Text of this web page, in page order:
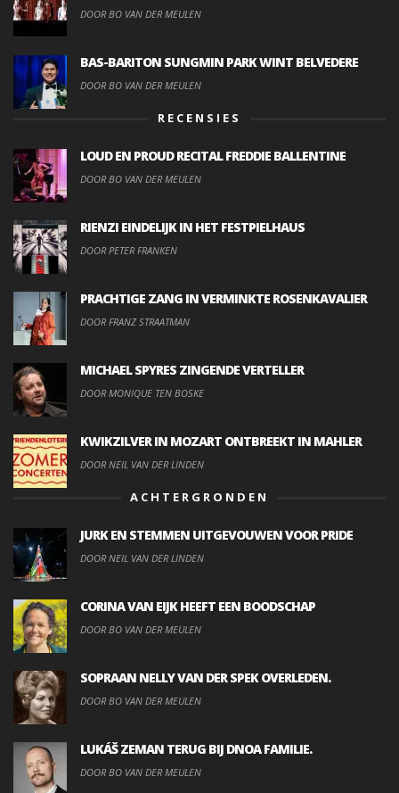
DOOR BO VAN DER MEULEN
BAS-BARITON SUNGMIN PARK WINT BELVEDERE
DOOR BO VAN DER MEULEN
RECENSIES
LOUD EN PROUD RECITAL FREDDIE BALLENTINE
DOOR BO VAN DER MEULEN
RIENZI EINDELIJK IN HET FESTPIELHAUS
DOOR PETER FRANKEN
PRACHTIGE ZANG IN VERMINKTE ROSENKAVALIER
DOOR FRANZ STRAATMAN
MICHAEL SPYRES ZINGENDE VERTELLER
DOOR MONIQUE TEN BOSKE
KWIKZILVER IN MOZART ONTBREEKT IN MAHLER
DOOR NEIL VAN DER LINDEN
ACHTERGRONDEN
JURK EN STEMMEN UITGEVOUWEN VOOR PRIDE
DOOR NEIL VAN DER LINDEN
CORINA VAN EIJK HEEFT EEN BOODSCHAP
DOOR BO VAN DER MEULEN
SOPRAAN NELLY VAN DER SPEK OVERLEDEN.
DOOR BO VAN DER MEULEN
LUKÁŠ ZEMAN TERUG BIJ DNOA FAMILIE.
DOOR BO VAN DER MEULEN